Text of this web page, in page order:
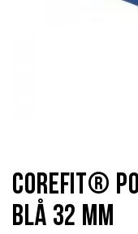
Corefit®
Blå 32 mm
början
av
bildgalleriet